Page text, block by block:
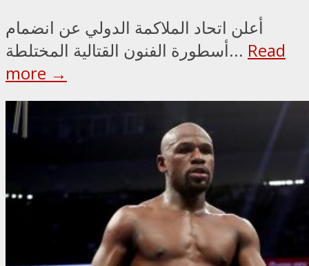
أعلن اتحاد الملاكمة الدولي عن انضمام
أسطورة الفنون القتالية المختلطة... Read
more →